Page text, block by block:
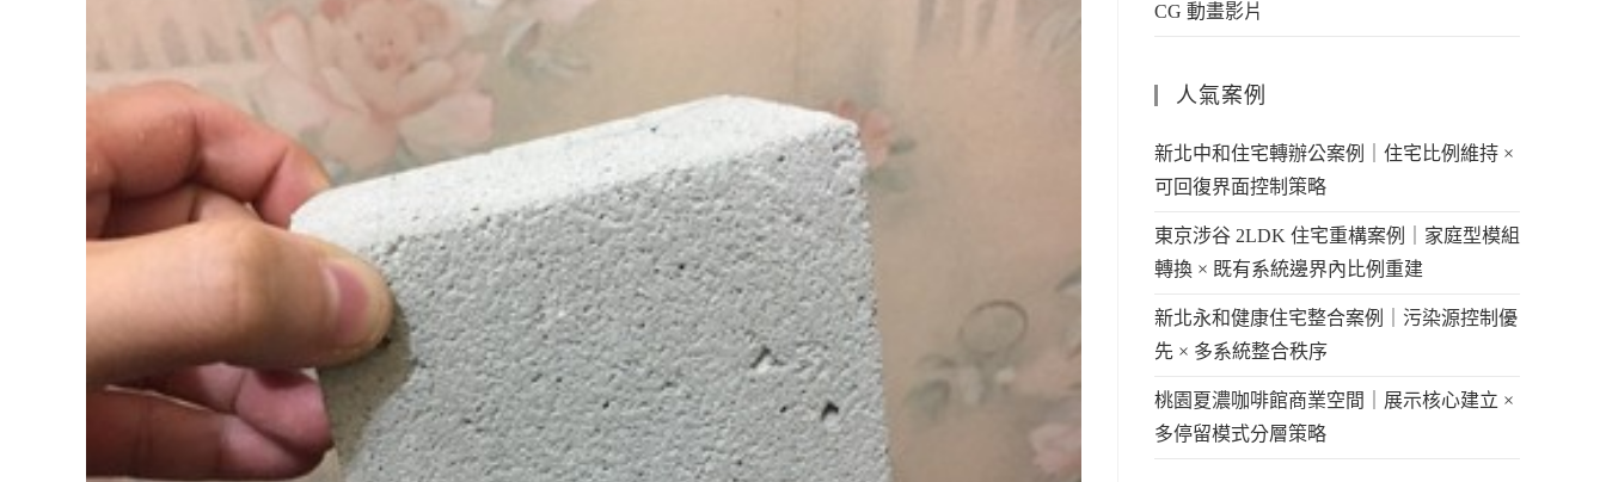
CG 動畫影片
人氣案例
新北中和住宅轉辦公案例｜住宅比例維持 ×
可回復界面控制策略
東京涉谷 2LDK 住宅重構案例｜家庭型模組
轉換 × 既有系統邊界內比例重建
新北永和健康住宅整合案例｜污染源控制優
先 × 多系統整合秩序
桃園夏濃咖啡館商業空間｜展示核心建立 ×
多停留模式分層策略